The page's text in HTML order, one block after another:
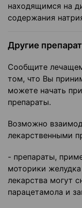
находящимся на
содержания
Другие
Сообщите
том, что Вы
можете начать
препараты.
Возможно
лекарственными
- препараты,
моторики
лекарства могут
парацетамола и